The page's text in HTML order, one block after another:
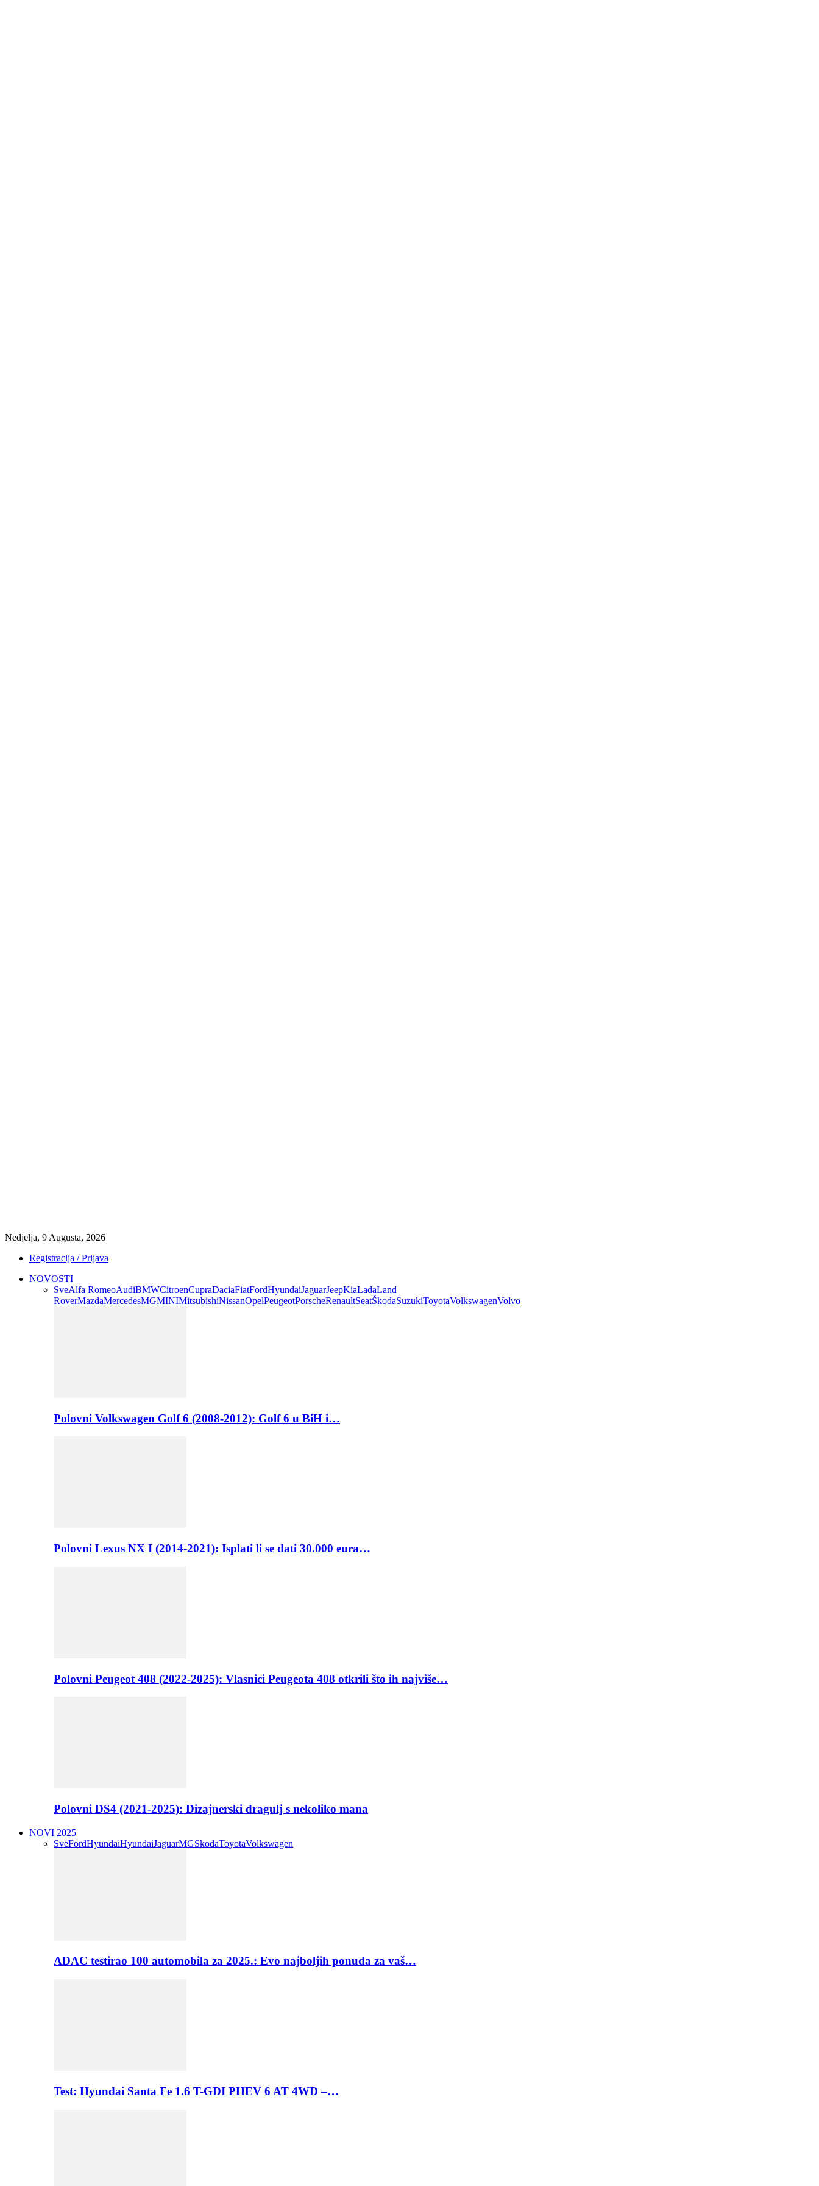
Nedjelja, 9 Augusta, 2026
Registracija / Prijava
NOVOSTI
SveAlfa RomeoAudiBMWCitroenCupraDaciaFiatFordHyundaiJaguarJeepKiaLadaLand
RoverMazdaMercedesMGMINIMitsubishiNissanOpelPeugeotPorscheRenaultSeatŠkodaSuzukiToyotaVolkswagenVolvo
Polovni Volkswagen Golf 6 (2008-2012): Golf 6 u BiH i…
Polovni Lexus NX I (2014-2021): Isplati li se dati 30.000 eura…
Polovni Peugeot 408 (2022-2025): Vlasnici Peugeota 408 otkrili što ih najviše…
Polovni DS4 (2021-2025): Dizajnerski dragulj s nekoliko mana
NOVI 2025
SveFordHyundaiHyundaiJaguarMGSkodaToyotaVolkswagen
ADAC testirao 100 automobila za 2025.: Evo najboljih ponuda za vaš…
Test: Hyundai Santa Fe 1.6 T-GDI PHEV 6 AT 4WD –…